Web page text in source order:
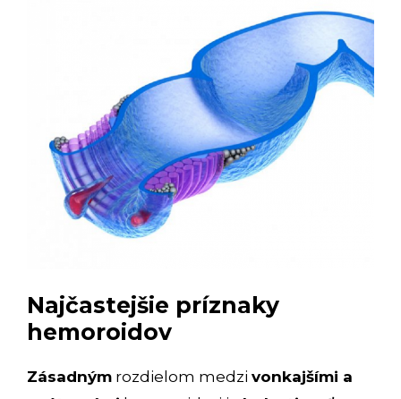
Najčastejšie príznaky
hemoroidov
Zásadným rozdielom medzi vonkajšími a